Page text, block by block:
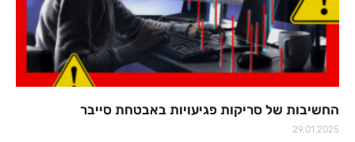
החשיבות של סריקות פגיעויות באבטחת סייבר
29.01.2025